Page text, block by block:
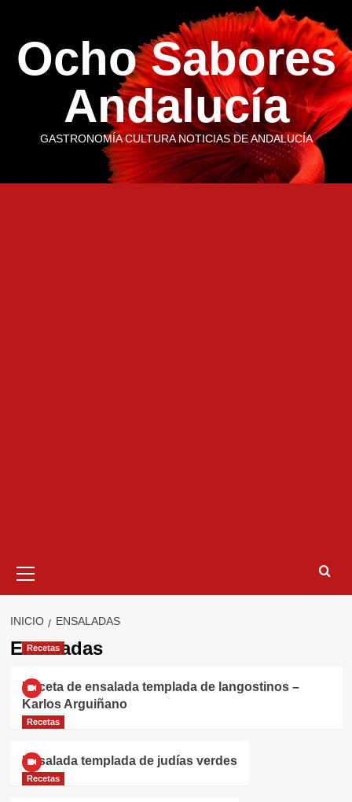
contenido
Ocho Sabores
Andalucía
GASTRONOMÍA CULTURA NOTICIAS DE ANDALUCÍA
primario
INICIO ENSALADAS
Ensaladas
Recetas
Receta de ensalada templada de langostinos –
Karlos Arguiñano
Recetas
Ensalada templada de judías verdes
Recetas